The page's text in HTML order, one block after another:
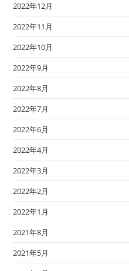
2022年12月
2022年11月
2022年10月
2022年9月
2022年8月
2022年7月
2022年6月
2022年4月
2022年3月
2022年2月
2022年1月
2021年8月
2021年5月